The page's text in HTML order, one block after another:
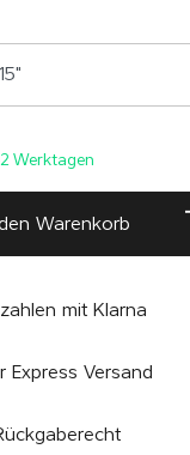
Werktagen
Warenkorb
mit Klarna
Express Versand